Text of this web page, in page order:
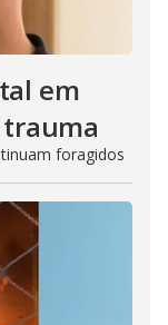
em
trauma
foragidos